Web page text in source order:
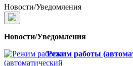
Новости/Уведомления
Новости/Уведомления
Режим работы